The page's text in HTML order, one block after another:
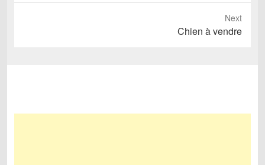
Next
Chien à vendre